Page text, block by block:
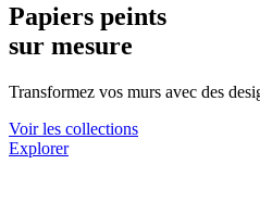
Papiers peints
sur mesure
Transformez vos murs avec des
Voir les collections
Explorer